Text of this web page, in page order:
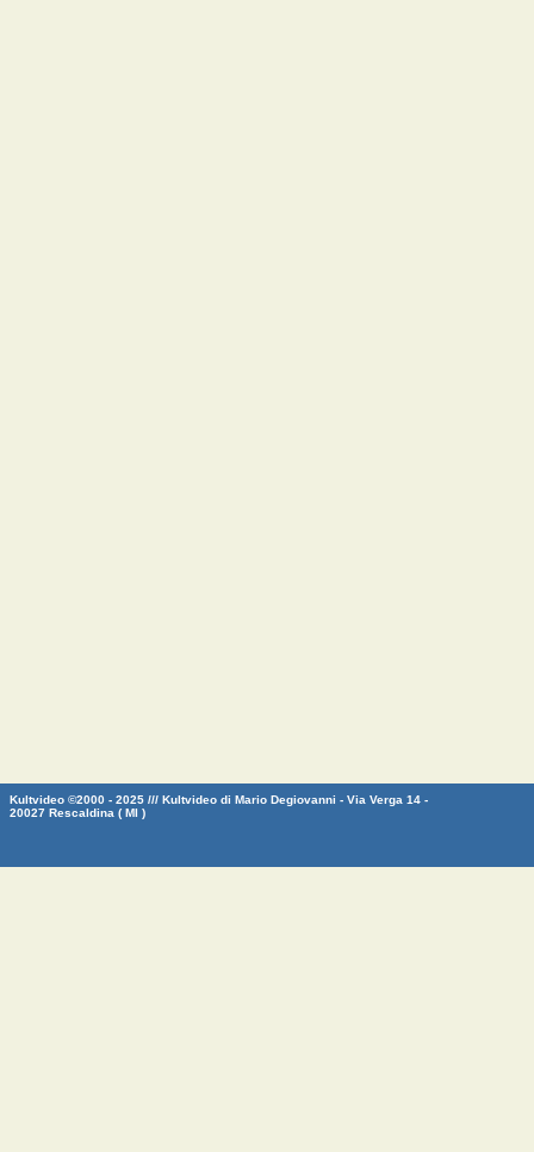
Kultvideo ©2000 - 2025 /// Kultvideo di Mario Degiovanni - Via Verga 14 -
20027 Rescaldina ( MI )